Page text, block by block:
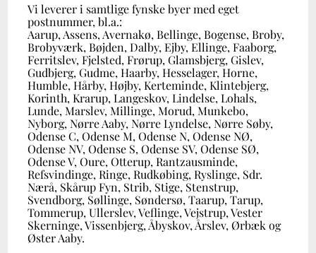
Vi leverer i samtlige fynske byer med eget
postnummer, bl.a.:
Aarup, Assens, Avernakø, Bellinge, Bogense, Broby,
Brobyværk, Bøjden, Dalby, Ejby, Ellinge, Faaborg,
Ferritslev, Fjelsted, Frørup, Glamsbjerg, Gislev,
Gudbjerg, Gudme, Haarby, Hesselager, Horne,
Humble, Hårby, Højby, Kerteminde, Klintebjerg,
Korinth, Krarup, Langeskov, Lindelse, Lohals,
Lunde, Marslev, Millinge, Morud, Munkebo,
Nyborg, Nørre Aaby, Nørre Lyndelse, Nørre Søby,
Odense C, Odense M, Odense N, Odense NØ,
Odense NV, Odense S, Odense SV, Odense SØ,
Odense V, Oure, Otterup, Rantzausminde,
Refsvindinge, Ringe, Rudkøbing, Ryslinge, Sdr.
Nærå, Skårup Fyn, Strib, Stige, Stenstrup,
Svendborg, Søllinge, Søndersø, Taarup, Tarup,
Tommerup, Ullerslev, Veflinge, Vejstrup, Vester
Skerninge, Vissenbjerg, Åbyskov, Årslev, Ørbæk og
Øster Aaby.